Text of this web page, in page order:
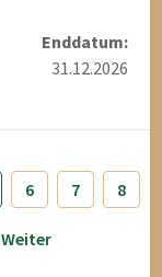
Enddatum:
31.12.2026
6 7 8
Weiter